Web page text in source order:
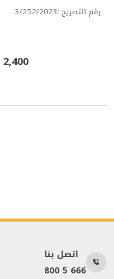
رقم التصريح :3/252/2023
2,400 درهم
اتصل بنا
800 5 666